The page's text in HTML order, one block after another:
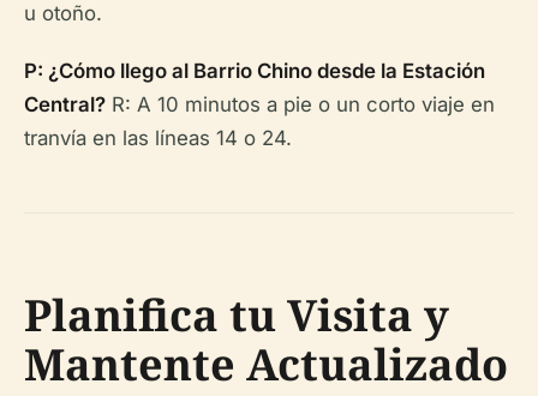
u otoño.
P: ¿Cómo llego al Barrio Chino desde la Estación
Central? R: A 10 minutos a pie o un corto viaje en
tranvía en las líneas 14 o 24.
Planifica tu Visita y
Mantente Actualizado